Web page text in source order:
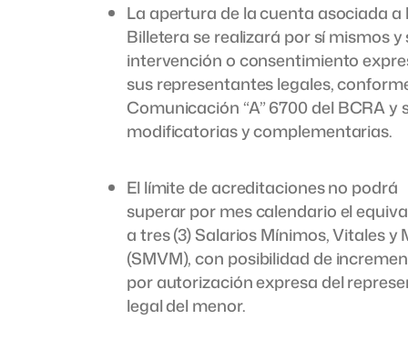
La apertura de la cuenta asociada a
Billetera se realizará por sí mismos y
intervención o consentimiento
sus representantes legales,
Comunicación “A” 6700 del BCRA y
modificatorias y complementarias.
El límite de acreditaciones no podrá
superar por mes calendario el
a tres (3) Salarios Mínimos, Vitales y
(SMVM), con posibilidad de
por autorización expresa del
legal del menor.